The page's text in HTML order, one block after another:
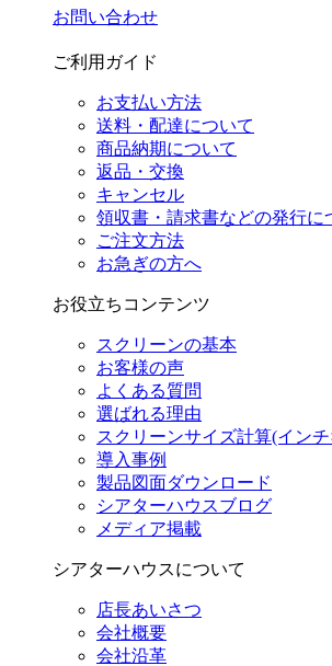
お問い合わせ
ご利用ガイド
お支払い方法
送料・配達について
商品納期について
返品・交換
キャンセル
領収書・請求書などの発行に
ご注文方法
お急ぎの方へ
お役立ちコンテンツ
スクリーンの基本
お客様の声
よくある質問
選ばれる理由
スクリーンサイズ計算(インチ
導入事例
製品図面ダウンロード
シアターハウスブログ
メディア掲載
シアターハウスについて
店長あいさつ
会社概要
会社沿革